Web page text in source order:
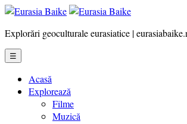
Explorări geoculturale eurasiatice |
☰
Acasă
Explorează
Filme
Muzică